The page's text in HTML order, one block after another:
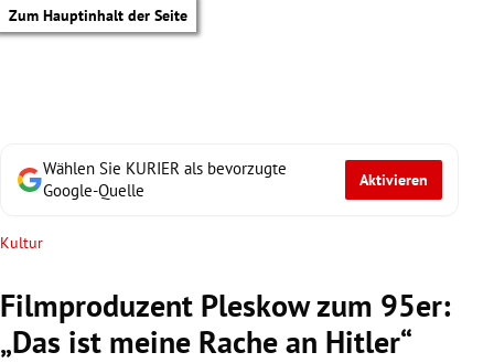
Zum Hauptinhalt der Seite
Wählen Sie KURIER als bevorzugte
Google-Quelle
Aktivieren
Kultur
Filmproduzent Pleskow zum 95er:
„Das ist meine Rache an Hitler“